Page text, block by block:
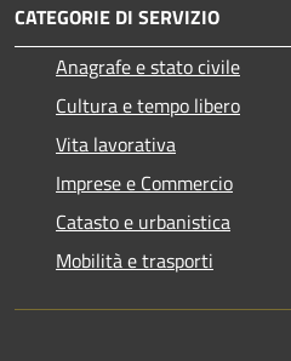
CATEGORIE DI SERVIZIO
Anagrafe e stato civile
Cultura e tempo libero
Vita lavorativa
Imprese e Commercio
Catasto e urbanistica
Mobilità e trasporti